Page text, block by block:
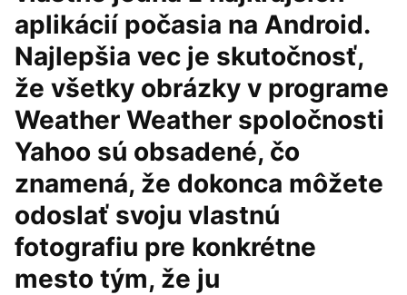
aplikácií počasia na Android.
Najlepšia vec je skutočnosť,
že všetky obrázky v programe
Weather Weather spoločnosti
Yahoo sú obsadené, čo
znamená, že dokonca môžete
odoslať svoju vlastnú
fotografiu pre konkrétne
mesto tým, že ju